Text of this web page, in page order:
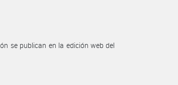
se publican en la edición web del